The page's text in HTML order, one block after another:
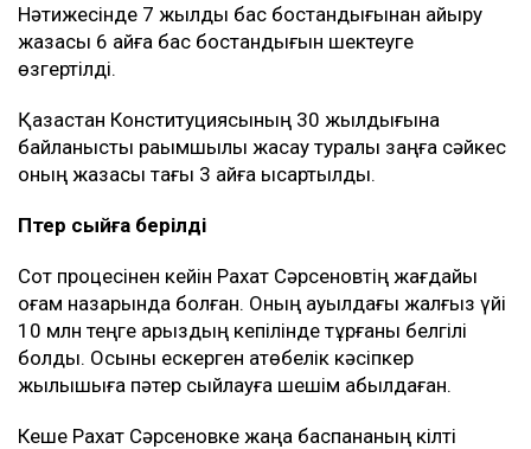
Нәтижесінде 7 жылдық бас бостандығынан айыру
жазасы 6 айға бас бостандығын шектеуге
өзгертілді.
Қазақстан Конституциясының 30 жылдығына
байланысты рақымшылық жасау туралы заңға сәйкес
оның жазасы тағы 3 айға қысқартылды.
Пәтер сыйға берілді
Сот процесінен кейін Рахат Сәрсеновтің жағдайы
қоғам назарында болған. Оның ауылдағы жалғыз үйі
10 млн теңге қарыздың кепілінде тұрғаны белгілі
болды. Осыны ескерген ақтөбелік кәсіпкер
жылқышыға пәтер сыйлауға шешім қабылдаған.
Кеше Рахат Сәрсеновке жаңа баспананың кілті